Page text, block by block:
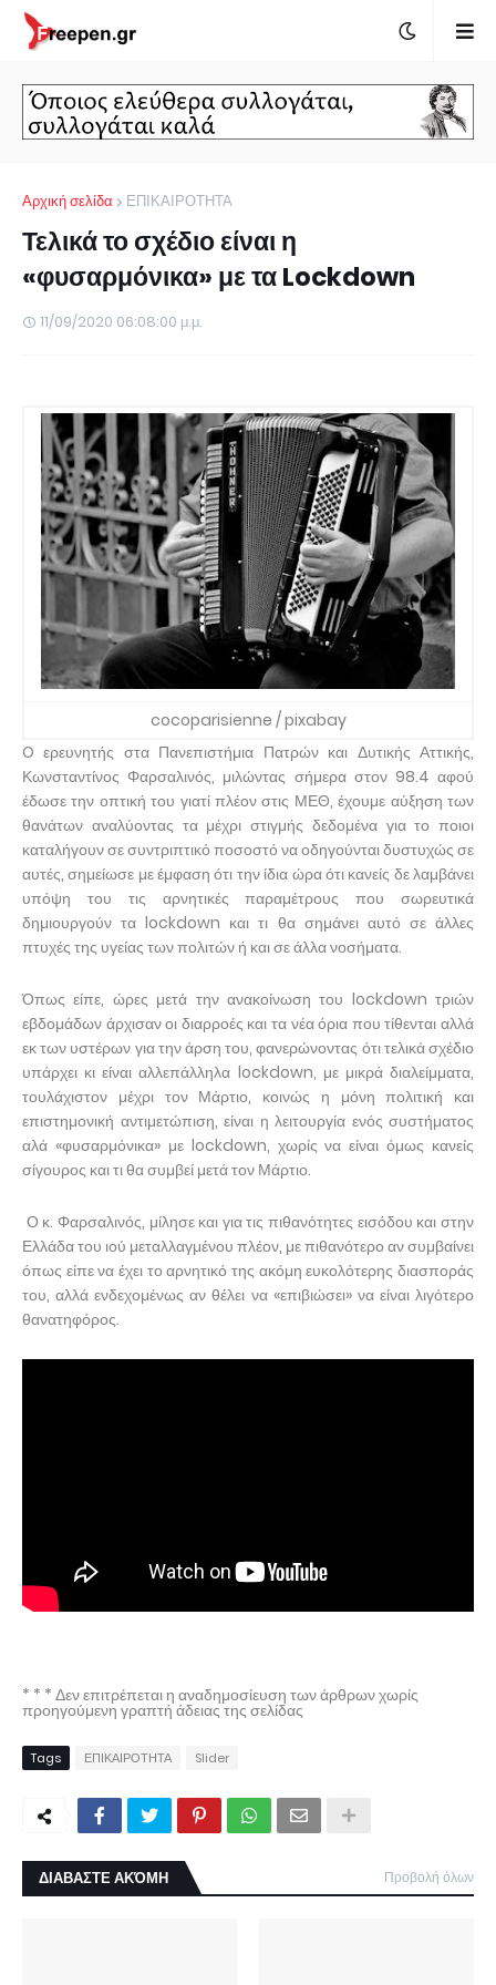
Αρχική σελίδα ΕΠΙΚΑΙΡΟΤΗΤΑ
Τελικά το σχέδιο είναι η
«φυσαρμόνικα» με τα Lockdown
11/09/2020 06:08:00 μ.μ.
cocoparisienne / pixabay
O ερευνητής στα Πανεπιστήμια Πατρών και Δυτικής Αττικής,
Κωνσταντίνος Φαρσαλινός, μιλώντας σήμερα στον 98.4 αφού
έδωσε την οπτική του γιατί πλέον στις ΜΕΘ, έχουμε αύξηση των
θανάτων αναλύοντας τα μέχρι στιγμής δεδομένα για το ποιοι
καταλήγουν σε συντριπτικό ποσοστό να οδηγούνται δυστυχώς σε
αυτές, σημείωσε με έμφαση ότι την ίδια ώρα ότι κανείς δε λαμβάνει
υπόψη του τις αρνητικές παραμέτρους που σωρευτικά
δημιουργούν τα lockdown και τι θα σημάνει αυτό σε άλλες
πτυχές της υγείας των πολιτών ή και σε άλλα νοσήματα.
Όπως είπε, ώρες μετά την ανακοίνωση του lockdown τριών
εβδομάδων άρχισαν οι διαρροές και τα νέα όρια που τίθενται αλλά
εκ των υστέρων για την άρση του, φανερώνοντας ότι τελικά σχέδιο
υπάρχει κι είναι αλλεπάλληλα lockdown, με μικρά διαλείμματα,
τουλάχιστον μέχρι τον Μάρτιο, κοινώς η μόνη πολιτική και
επιστημονική αντιμετώπιση, είναι η λειτουργία ενός συστήματος
αλά «φυσαρμόνικα» με lockdown, χωρίς να είναι όμως κανείς
σίγουρος και τι θα συμβεί μετά τον Μάρτιο.
Ο κ. Φαρσαλινός, μίλησε και για τις πιθανότητες εισόδου και στην
Ελλάδα του ιού μεταλλαγμένου πλέον, με πιθανότερο αν συμβαίνει
όπως είπε να έχει το αρνητικό της ακόμη ευκολότερης διασποράς
του, αλλά ενδεχομένως αν θέλει να «επιβιώσει» να είναι λιγότερο
θανατηφόρος.
* * * Δεν επιτρέπεται η αναδημοσίευση των άρθρων χωρίς
προηγούμενη γραπτή άδειας της σελίδας
Tags ΕΠΙΚΑΙΡΟΤΗΤΑ Slider
ΔΙΑΒΑΣΤΕ ΑΚΌΜΗ Προβολή όλων